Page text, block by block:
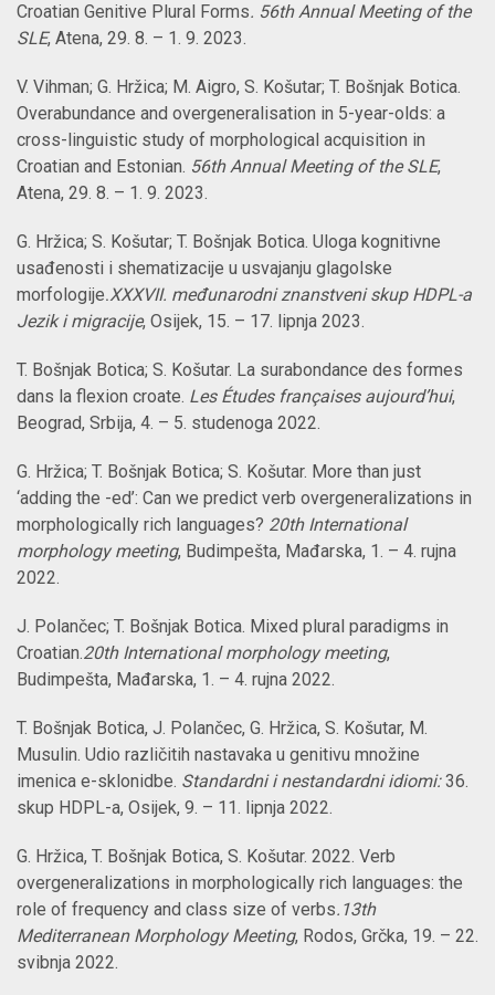
Croatian Genitive Plural Forms. 56th Annual Meeting of the
SLE, Atena, 29. 8. – 1. 9. 2023.
V. Vihman; G. Hržica; M. Aigro, S. Košutar; T. Bošnjak Botica.
Overabundance and overgeneralisation in 5-year-olds: a
cross-linguistic study of morphological acquisition in
Croatian and Estonian. 56th Annual Meeting of the SLE,
Atena, 29. 8. – 1. 9. 2023.
G. Hržica; S. Košutar; T. Bošnjak Botica. Uloga kognitivne
usađenosti i shematizacije u usvajanju glagolske
morfologije.XXXVII. međunarodni znanstveni skup HDPL-a
Jezik i migracije, Osijek, 15. – 17. lipnja 2023.
T. Bošnjak Botica; S. Košutar. La surabondance des formes
dans la flexion croate. Les Études françaises aujourd’hui,
Beograd, Srbija, 4. – 5. studenoga 2022.
G. Hržica; T. Bošnjak Botica; S. Košutar. More than just
‘adding the -ed’: Can we predict verb overgeneralizations in
morphologically rich languages? 20th International
morphology meeting, Budimpešta, Mađarska, 1. – 4. rujna
2022.
J. Polančec; T. Bošnjak Botica. Mixed plural paradigms in
Croatian.20th International morphology meeting,
Budimpešta, Mađarska, 1. – 4. rujna 2022.
T. Bošnjak Botica, J. Polančec, G. Hržica, S. Košutar, M.
Musulin. Udio različitih nastavaka u genitivu množine
imenica e-sklonidbe. Standardni i nestandardni idiomi:36.
skup HDPL-a, Osijek, 9. – 11. lipnja 2022.
G. Hržica, T. Bošnjak Botica, S. Košutar. 2022. Verb
overgeneralizations in morphologically rich languages: the
role of frequency and class size of verbs.13th
Mediterranean Morphology Meeting, Rodos, Grčka, 19. – 22.
svibnja 2022.